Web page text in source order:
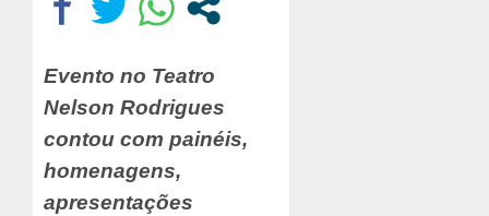
Evento no Teatro
Nelson Rodrigues
contou com painéis,
homenagens,
apresentações